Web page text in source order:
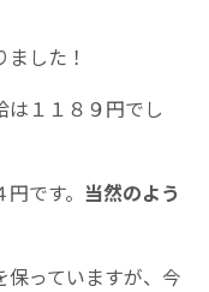
した！
１１８９円でし
です。 当然のよう
っていますが、今